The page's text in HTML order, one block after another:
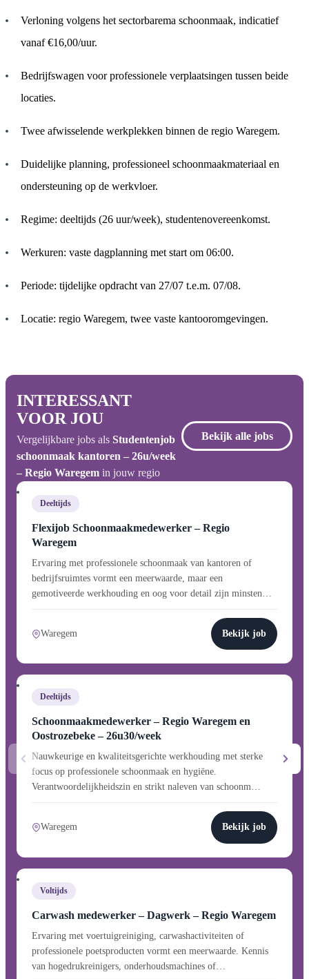
Verloning volgens het sectorbarema schoonmaak, indicatief
vanaf €16,00/uur.
Bedrijfswagen voor professionele verplaatsingen tussen beide
locaties.
Twee afwisselende werkplekken binnen de regio Waregem.
Duidelijke planning, professioneel schoonmaakmateriaal en
ondersteuning op de werkvloer.
Regime: deeltijds (26 uur/week), studentenovereenkomst.
Werkuren: vaste dagplanning met start om 06:00.
Periode: tijdelijke opdracht van 27/07 t.e.m. 07/08.
Locatie: regio Waregem, twee vaste kantooromgevingen.
INTERESSANT
VOOR JOU
Vergelijkbare jobs als Studentenjob
schoonmaak kantoren – 26u/week
– Regio Waregem in jouw regio
Bekijk alle jobs
Deeltijds
Flexijob Schoonmaakmedewerker – Regio
Waregem
Ervaring met professionele schoonmaak van kantoren of
bedrijfsruimtes vormt een meerwaarde, maar een
gemotiveerde werkhouding en oog voor detail zijn minsten…
Waregem Bekijk job
Deeltijds
Schoonmaakmedewerker – Regio Waregem en
Oostrozebeke – 26u30/week
Nauwkeurige en kwaliteitsgerichte werkhouding met sterke
focus op professionele schoonmaak en hygiëne.
Verantwoordelijkheidszin en strikt naleven van schoonm…
Waregem Bekijk job
Voltijds
Carwash medewerker – Dagwerk – Regio Waregem
Ervaring met voertuigreiniging, carwashactiviteiten of
professionele poetsproducten vormt een meerwaarde. Kennis
van hogedrukreinigers, onderhoudsmachines of…